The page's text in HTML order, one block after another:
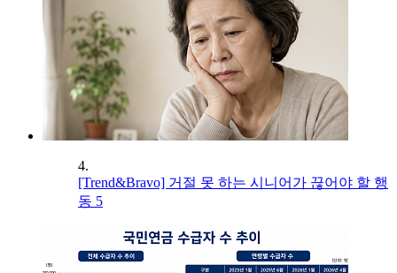
4.
[Trend&Bravo] 거절 못 하는 시니어가 끊어야 할 행
동 5